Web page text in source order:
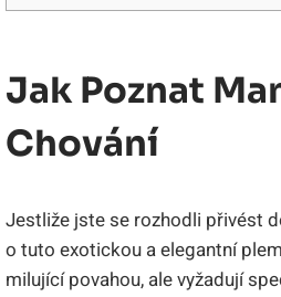
Jak Poznat
Chování
Jestliže jste se rozhodli přivést
o tuto exotickou a elegantní
milující povahou, ale vyžadují